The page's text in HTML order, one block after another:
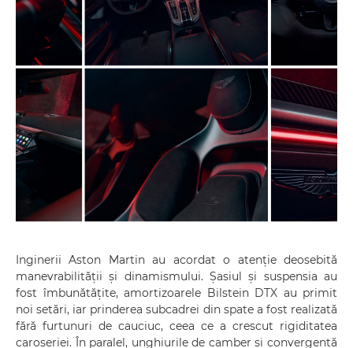
Inginerii Aston Martin au acordat o atenție deosebită
manevrabilității și dinamismului. Șasiul și suspensia au
fost îmbunătățite, amortizoarele Bilstein DTX au primit
noi setări, iar prinderea subcadrei din spate a fost realizată
fără furtunuri de cauciuc, ceea ce a crescut rigiditatea
caroseriei. În paralel, unghiurile de camber și convergență